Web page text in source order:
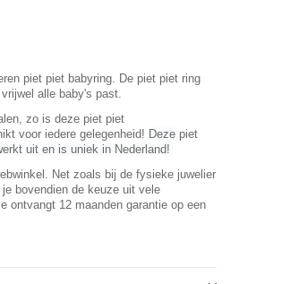
piet piet babyring. De piet piet ring
alle baby's past.
zo is deze piet piet
voor iedere gelegenheid! Deze piet
uit en is uniek in Nederland!
Net zoals bij de fysieke juwelier
bovendien de keuze uit vele
ontvangt 12 maanden garantie op een